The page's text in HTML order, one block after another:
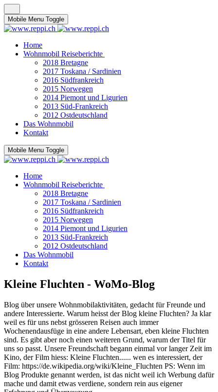
Mobile Menu Toggle
Home
Wohnmobil Reiseberichte
2018 Bretagne
2017 Toskana / Sardinien
2016 Südfrankreich
2015 Norwegen
2014 Piemont und Ligurien
2013 Süd-Frankreich
2012 Ostdeutschland
Das Wohnmobil
Kontakt
Mobile Menu Toggle
Home
Wohnmobil Reiseberichte
2018 Bretagne
2017 Toskana / Sardinien
2016 Südfrankreich
2015 Norwegen
2014 Piemont und Ligurien
2013 Süd-Frankreich
2012 Ostdeutschland
Das Wohnmobil
Kontakt
Kleine Fluchten - WoMo-Blog
Blog über unsere Wohnmobilaktivitäten, gedacht für Freunde und
andere Interessierte. Warum heisst der Blog kleine Fluchten? Ja klar
weil es für uns nebst grösseren Reisen auch immer
Wochenendausfüge in eine andere Lebensart, eben kleine Fluchten
sind. Es gibt aber noch einen weiteren Grund, warum der Titel für
uns so passt. Unsere Freundschaft begann einmal vor langer Zeit im
Kino, der Film hiess: Kleine Fluchten...... wen es interessiert, der
Film: https://de.wikipedia.org/wiki/Kleine_Fluchten PS: Wenn im
Blog Produkte genannt werden, ist das nicht weil ich Werbung dafür
mache und damit etwas verdiene, sondern rein aus eigener